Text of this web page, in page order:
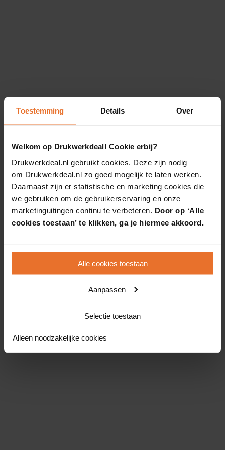
Toestemming Details Over
Welkom op Drukwerkdeal! Cookie erbij?
Drukwerkdeal.nl gebruikt cookies. Deze zijn nodig
om Drukwerkdeal.nl zo goed mogelijk te laten werken.
Daarnaast zijn er statistische en marketing cookies die
we gebruiken om de gebruikerservaring en onze
marketinguitingen continu te verbeteren. Door op ‘Alle
cookies toestaan’ te klikken, ga je hiermee akkoord.
Alle cookies toestaan
Aanpassen
Selectie toestaan
Alleen noodzakelijke cookies